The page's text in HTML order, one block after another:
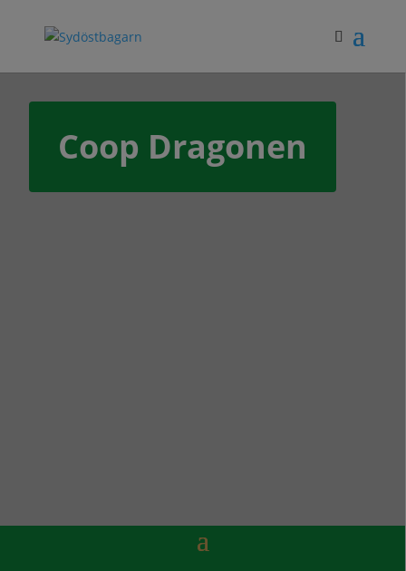
Coop Dragonen